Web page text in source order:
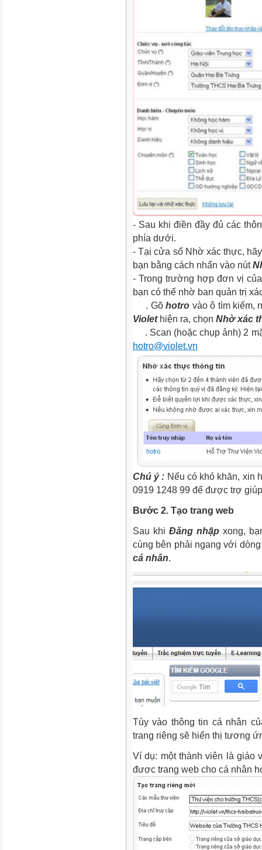
- Sau khi điền đầy đủ các
phía dưới.
- Tại cửa sổ Nhờ xác thực,
bạn bằng cách nhấn vào nút
- Trong trường hợp đơn vị
bạn có thể nhờ ban quản trị
. Gõhotro vào ô tìm kiếm,
Violethiện ra, chọn Nhờ xác
. Scan (hoặc chụp ảnh) 2
hotro@violet.vn
Chú ý : Nếu có khó khăn, xin
0919 1248 99 để được trợ
Bước 2. Tạo trang web
Sau khiĐăng nhập xong,
cùng bên phải ngang với
cá nhân.
Tùy vào thông tin cá nhân
trang riêng sẽ hiển thị tương
Ví dụ: một thành viên là giáo
được trang web cho cá nhân